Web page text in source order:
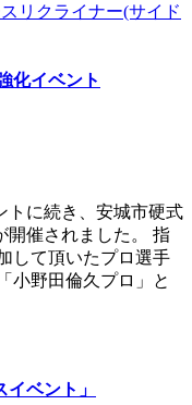
リクライナー(サイド
化イベント
トに続き、安城市硬式
開催されました。 指
して頂いたプロ選手
小野田倫久プロ」と
ベント」